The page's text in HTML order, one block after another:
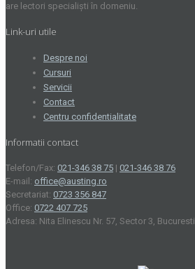
are lectori specialiști în domeniu.
Link-uri utile
Despre noi
Cursuri
Servicii
Contact
Centru confidentialitate
Informatii contact
Telefon/Fax: 021-346 38 75 | 021-346 38 76
E-mail: office@austing.ro
Secretariat: 0723 356 847
Office: 0722 407 725
Adresa: Nita Elinescu Nr. 57, Sector 3, Bucuresti